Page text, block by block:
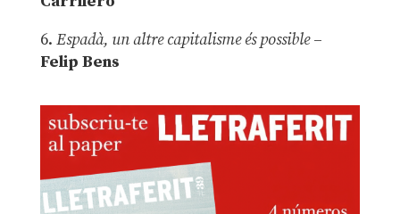
6. Espadà, un altre capitalisme és possible –
Felip Bens